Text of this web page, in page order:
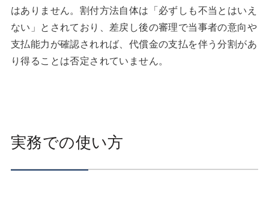
はありません。割付方法自体は「必ずしも不当とはいえ
ない」とされており、差戻し後の審理で当事者の意向や
支払能力が確認されれば、代償金の支払を伴う分割があ
り得ることは否定されていません。
実務での使い方